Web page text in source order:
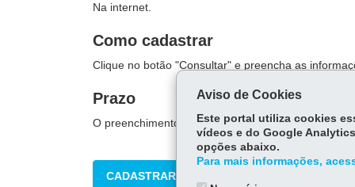
Na internet.
Como cadastrar
Clique no botão "Consultar" e preencha as
Prazo
O preenchimento do formulário do cadastro é
CADASTRAR
Aviso de Cookies
Este portal utiliza cookies
vídeos e do Google
opções abaixo.
Para mais informações,